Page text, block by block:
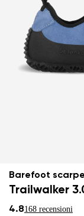
Barefoot
Trailwalker
4.8168 recensioni